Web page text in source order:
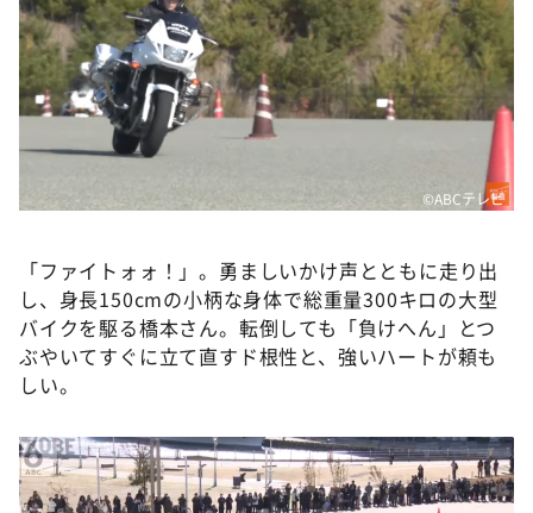
©ABCテレビ
「ファイトォォ！」。勇ましいかけ声とともに走り出
し、身長150cmの小柄な身体で総重量300キロの大型
バイクを駆る橋本さん。転倒しても「負けへん」とつ
ぶやいてすぐに立て直すド根性と、強いハートが頼も
しい。